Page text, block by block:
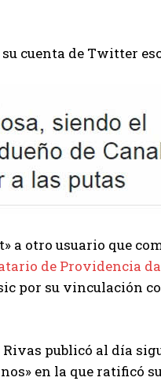
cuenta de Twitter
a otro usuario que
de Providencia
por su vinculación
publicó al día
en la que ratificó